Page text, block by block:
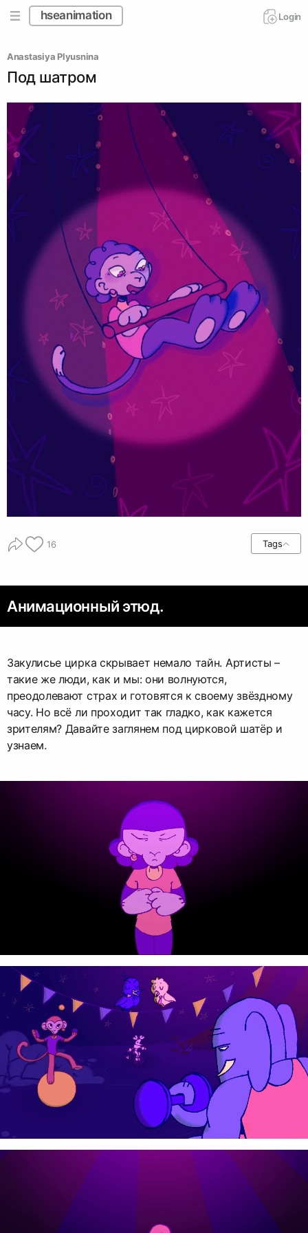
hseanimation Login
Anastasiya Plyusnina
Под шатром
16 Tags
Анимационный этюд.
Закулисье цирка скрывает немало тайн. Артисты –
такие же люди, как и мы: они волнуются,
преодолевают страх и готовятся к своему звёздному
часу. Но всё ли проходит так гладко, как кажется
зрителям? Давайте заглянем под цирковой шатёр и
узнаем.